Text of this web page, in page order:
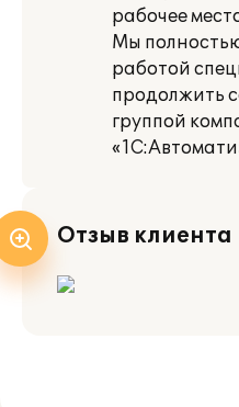
рабочее
Мы
работой
продолжить
группой
Отзыв клиента